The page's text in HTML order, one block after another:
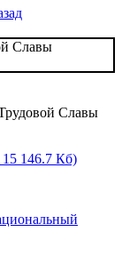
Славы
15 146.7 Кб)